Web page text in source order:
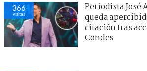
366
visitas
Periodista José
queda
citación tras
Condes